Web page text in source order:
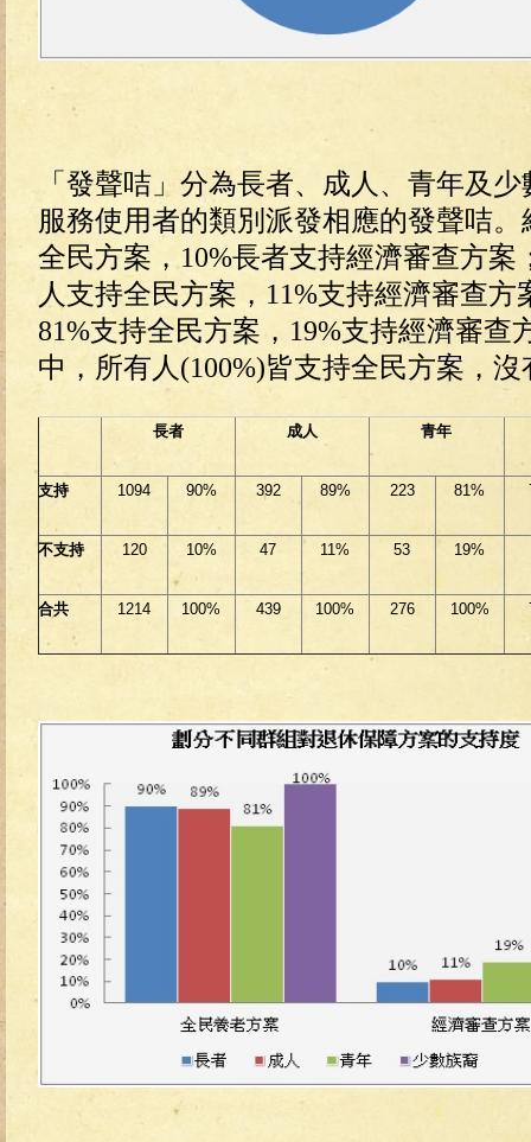
「發聲咭」分為長者、成人、青年及
服務使用者的類別派發相應的發聲咭
全民方案，10%長者支持經濟審查方案
人支持全民方案，11%支持經濟審查
81%支持全民方案，19%支持經濟審查
中，所有人(100%)皆支持全民方案，
長者 成人 青年
支持 1094 90% 392 89% 223 81%
不支持 120 10% 47 11% 53 19%
合共 1214 100% 439 100% 276 100%